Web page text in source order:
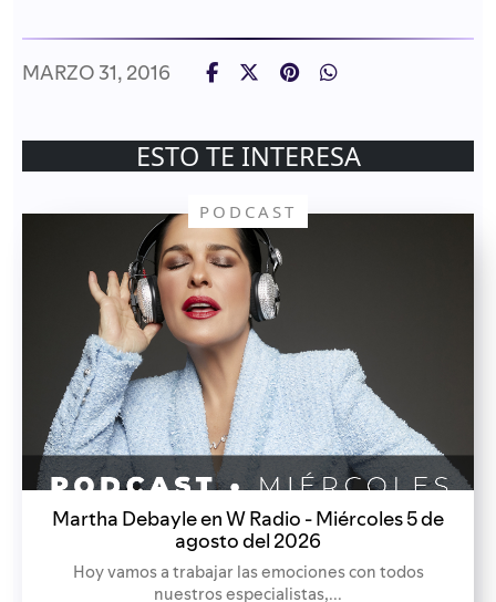
MARZO 31, 2016
ESTO TE INTERESA
PODCAST
Martha Debayle en W Radio - Miércoles 5 de
agosto del 2026
Hoy vamos a trabajar las emociones con todos
nuestros especialistas,...